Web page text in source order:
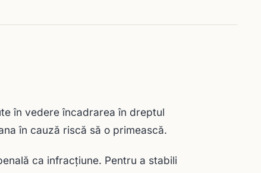
în vedere încadrarea în dreptul
în cauză riscă să o primească.
ca infracţiune. Pentru a stabili